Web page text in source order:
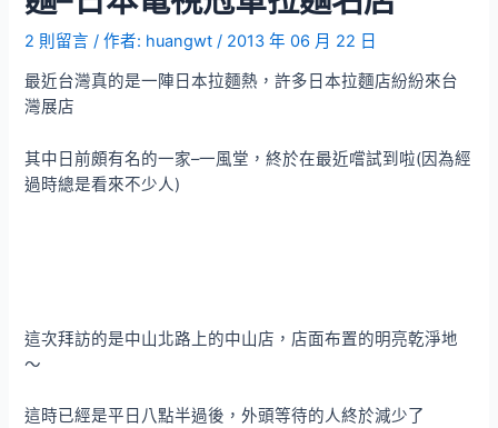
2 則留言 / 作者: huangwt/ 2013 年 06 月 22 日
最近台灣真的是一陣日本拉麵熱，許多日本拉麵店紛紛來台
灣展店
其中日前頗有名的一家–一風堂，終於在最近嚐試到啦(因為經
過時總是看來不少人)
這次拜訪的是中山北路上的中山店，店面布置的明亮乾淨地
～
這時已經是平日八點半過後，外頭等待的人終於減少了